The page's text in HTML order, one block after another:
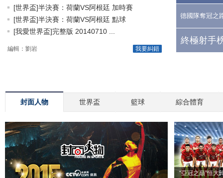
[世界盃]半決賽：荷蘭VS阿根廷 加時賽
[世界盃]半決賽：荷蘭VS阿根廷 點球
[我愛世界盃]完整版 20140710 ...
我要糾錯
編輯：劉岩
德國隊奪冠之
終極射手
封面人物 世界盃 籃球 綜合體育
“亞冠之巔”恒大